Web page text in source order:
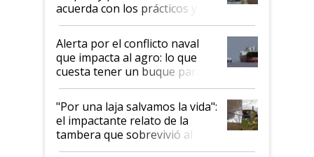
acuerda con los prácticos y
suspende el decreto de
desregulación
Alerta por el conflicto naval
que impacta al agro: lo que
cuesta tener un buque parado
y el peligro de que Argentina
pase a ser "país sucio"
"Por una laja salvamos la vida":
el impactante relato de la
tambera que sobrevivió al
tornado